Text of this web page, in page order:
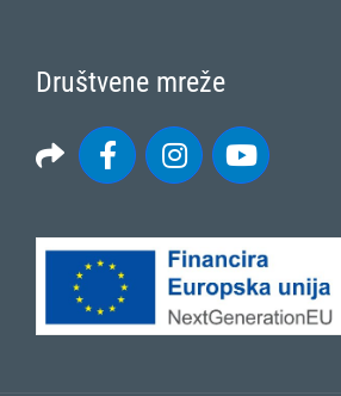
Društvene mreže